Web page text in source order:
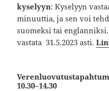
kyselyyn​: Kyselyyn
minuuttia, ja sen voi
suomeksi tai
vastata 31.5.2023 asti.
10.30–14.30